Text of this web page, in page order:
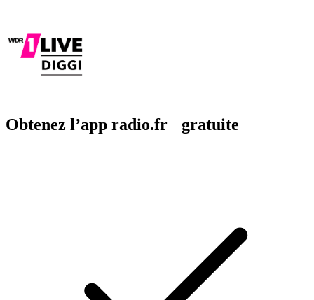
Obtenez l’app radio.fr gratuite